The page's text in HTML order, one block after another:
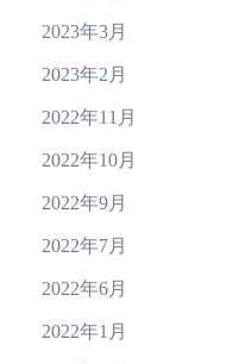
2023年3月
2023年2月
2022年11月
2022年10月
2022年9月
2022年7月
2022年6月
2022年1月